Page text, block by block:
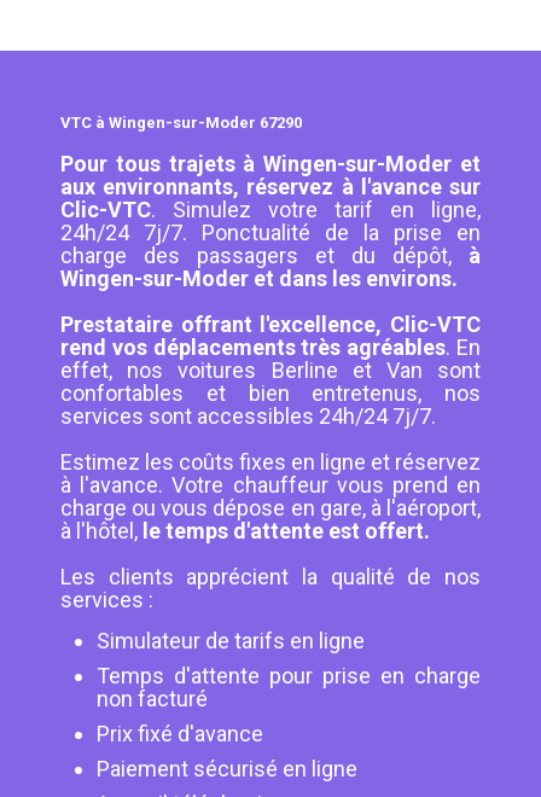
VTC à Wingen-sur-Moder 67290
Pour tous trajets à Wingen-sur-Moder et
aux environnants, réservez à l'avance sur
Clic-VTC. Simulez votre tarif en ligne,
24h/24 7j/7. Ponctualité de la prise en
charge des passagers et du dépôt, à
Wingen-sur-Moder et dans les environs.
Prestataire offrant l'excellence, Clic-VTC
rend vos déplacements très agréables. En
effet, nos voitures Berline et Van sont
confortables et bien entretenus, nos
services sont accessibles 24h/24 7j/7.
Estimez les coûts fixes en ligne et réservez
à l'avance. Votre chauffeur vous prend en
charge ou vous dépose en gare, à l'aéroport,
à l'hôtel, le temps d'attente est offert.
Les clients apprécient la qualité de nos
services :
Simulateur de tarifs en ligne
Temps d'attente pour prise en charge
non facturé
Prix fixé d'avance
Paiement sécurisé en ligne